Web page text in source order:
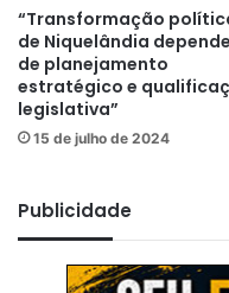
“Transformação
de Niquelândia depende
de planejamento
estratégico e
legislativa”
15 de julho de 2024
Publicidade